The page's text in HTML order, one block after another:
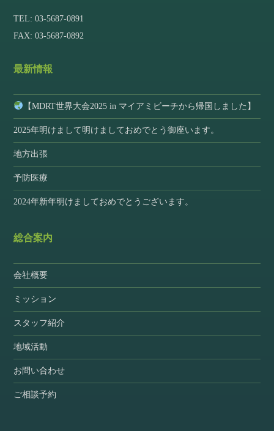
TEL: 03-5687-0891
FAX: 03-5687-0892
最新情報
【MDRT世界大会2025 in マイアミビーチから帰国しました】
2025年明けまして明けましておめでとう御座います。
地方出張
予防医療
2024年新年明けましておめでとうございます。
総合案内
会社概要
ミッション
スタッフ紹介
地域活動
お問い合わせ
ご相談予約